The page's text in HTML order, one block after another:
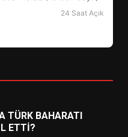
24 Saat Açık
GÖZLER
TÜRK BAHARATI
ETTİ?